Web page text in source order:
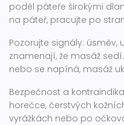
podél páteře širokými
na páteř, pracujte po
Pozorujte signály:
znamenají, že masáž
nebo se napíná, masáž
Bezpečnost a
horečce, čerstvých
vyrážkách nebo po